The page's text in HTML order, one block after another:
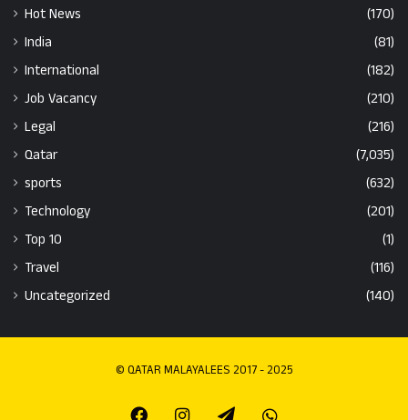
Hot News
(170)
India
(81)
International
(182)
Job Vacancy
(210)
Legal
(216)
Qatar
(7,035)
sports
(632)
Technology
(201)
Top 10
(1)
Travel
(116)
Uncategorized
(140)
© QATAR MALAYALEES 2017 - 2025
FacebookInstagramTelegramWhatsapp